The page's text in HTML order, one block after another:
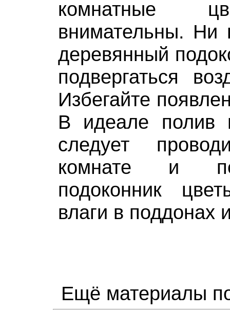
комнатные
внимательны. Ни
деревянный
подвергаться
Избегайте
В идеале полив
следует
комнате и
подоконник
влаги в поддонах
Ещё материалы